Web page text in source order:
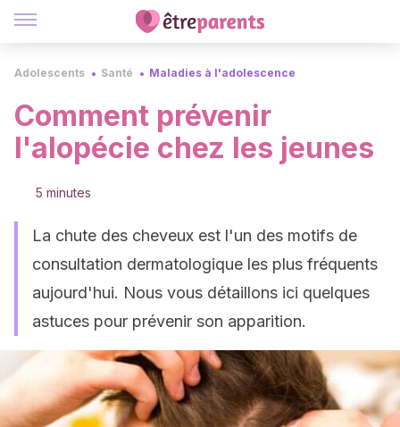
Adolescents Santé Maladies à l'adolescence
Comment prévenir
l'alopécie chez les jeunes
5 minutes
La chute des cheveux est l'un des motifs de
consultation dermatologique les plus fréquents
aujourd'hui. Nous vous détaillons ici quelques
astuces pour prévenir son apparition.